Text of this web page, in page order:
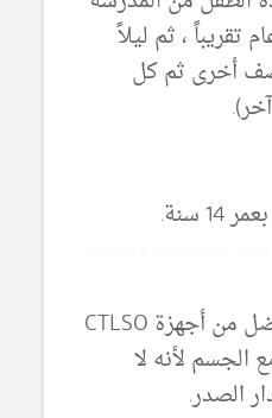
تقريباً ، ثم ليلاً
أخرى ثم كل
سنة.
إن جهاز ميلووكي أفضل من أجهزة CTLSO
الجسم لأنه لا
الصدر.